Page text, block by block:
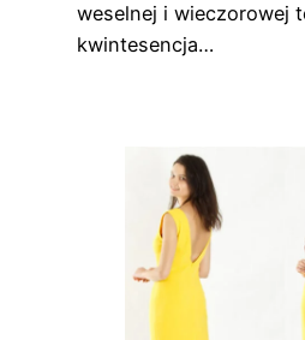
weselnej i wieczorowej
kwintesencja…